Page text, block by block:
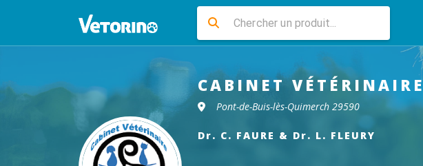
CABINET VÉTÉRINAIRE
Pont-de-Buis-lès-Quimerch 29590
Dr. C. FAURE & Dr. L. FLEURY